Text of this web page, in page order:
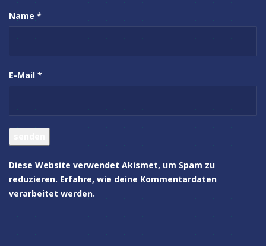
Name *
E-Mail *
Diese Website verwendet Akismet, um Spam zu
reduzieren. Erfahre, wie deine Kommentardaten
verarbeitet werden.